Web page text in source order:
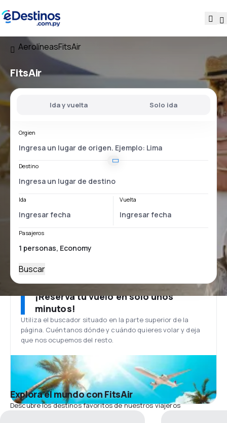
AerolíneasFitsAir
FitsAir
Ida y vuelta Solo ida
Orgien
Destino
Ida Vuelta
Pasajeros
Buscar
¡Reserva tu vuelo en solo unos
minutos!
Utiliza el buscador situado en la parte superior de la
página. Cuéntanos dónde y cuándo quieres volar y deja
que nos ocupemos del resto.
Explora el mundo con FitsAir
Descubre los destinos favoritos de nuestros viajeros